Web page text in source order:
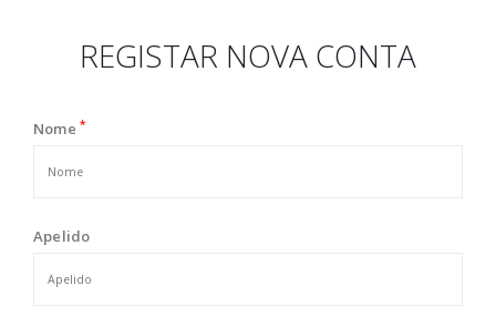
REGISTAR NOVA CONTA
Nome *
Apelido